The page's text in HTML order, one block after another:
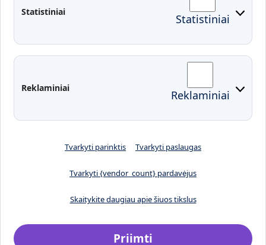
Statistiniai Statistiniai
Reklaminiai Reklaminiai
Tvarkyti parinktis Tvarkyti paslaugas
Tvarkyti {vendor_count} pardavėjus
Skaitykite daugiau apie šiuos tikslus
Priimti
Moodle
EDINA
Pasirengimas ekstremaliai